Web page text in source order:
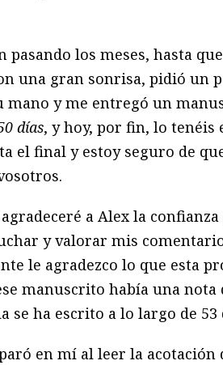
pasando los meses, hasta
una gran sonrisa, pidió un
mano y me entregó un
días, y hoy, por fin, lo tenéis
el final y estoy seguro de
a Alex la
y valorar mis
le agradezco lo que esta
manuscrito había una nota
se ha escrito a lo largo de
en mí al leer la acotación